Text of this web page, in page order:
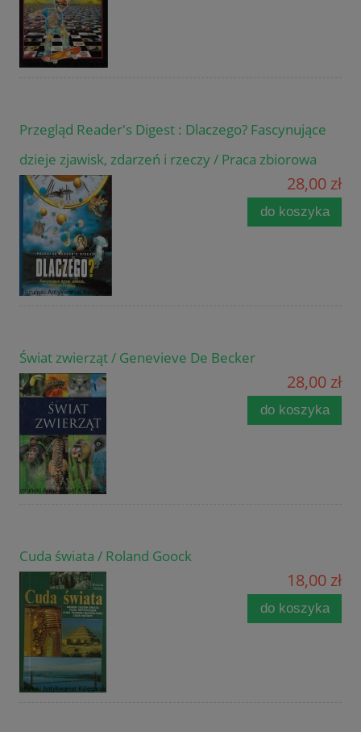
Przegląd Reader's Digest : Dlaczego? Fascynujące
dzieje zjawisk, zdarzeń i rzeczy / Praca zbiorowa
28,00 zł
do koszyka
Świat zwierząt / Genevieve De Becker
28,00 zł
do koszyka
Cuda świata / Roland Goock
18,00 zł
do koszyka